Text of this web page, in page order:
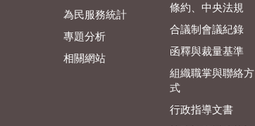
為民服務統計
專題分析
相關網站
條約、中央法規
合議制會議紀錄
函釋與裁量基準
組織職掌與聯絡方
式
行政指導文書